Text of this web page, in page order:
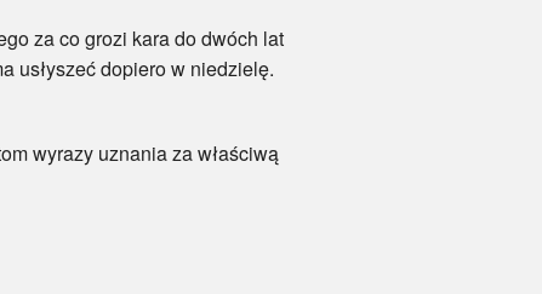
za co grozi kara do dwóch lat
usłyszeć dopiero w niedzielę.
wyrazy uznania za właściwą